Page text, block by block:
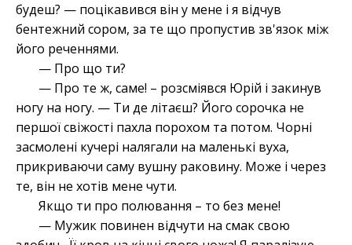
будеш? — поцікавився він у мене і я відчув
бентежний сором, за те що пропустив зв'язок між
його реченнями.
— Про що ти?
— Про те ж, саме! – розсміявся Юрій і закинув
ногу на ногу. — Ти де літаєш? Його сорочка не
першої свіжості пахла порохом та потом. Чорні
засмолені кучері налягали на маленькі вуха,
прикриваючи саму вушну раковину. Може і через
те, він не хотів мене чути.
Якщо ти про полювання – то без мене!
— Мужик повинен відчути на смак свою